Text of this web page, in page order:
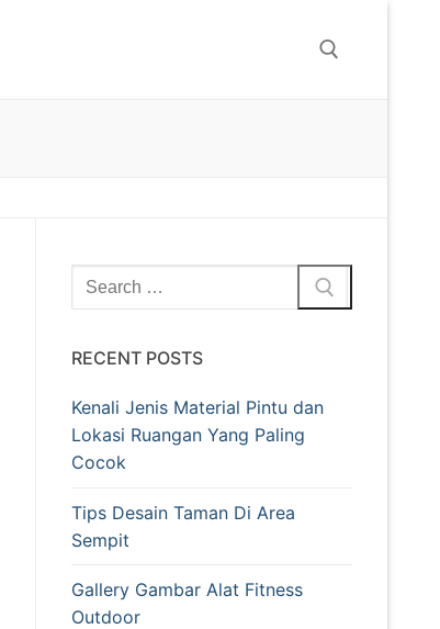
RECENT POSTS
Kenali Jenis Material Pintu dan
Lokasi Ruangan Yang Paling
Cocok
Tips Desain Taman Di Area
Sempit
Gallery Gambar Alat Fitness
Outdoor